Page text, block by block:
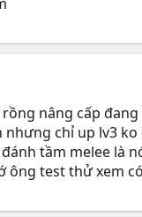
nâng cấp
chỉ up lv3
tầm melee là
ông test thử xem